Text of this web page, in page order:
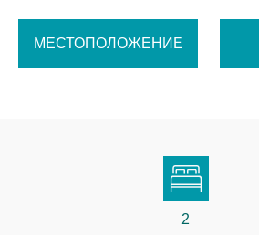
МЕСТОПОЛОЖЕНИЕ
2